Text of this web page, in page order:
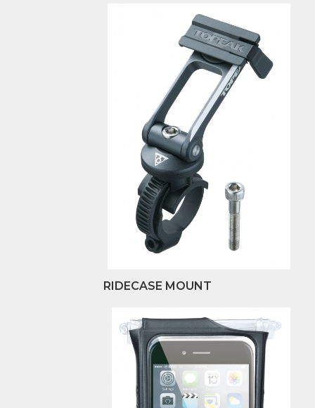
RIDECASE MOUNT